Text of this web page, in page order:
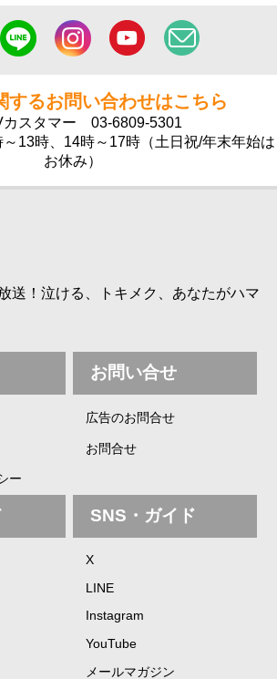
するお問い合わせはこちら
カスタマー 03-6809-5301
13時、14時～17時（土日祝/年末年始は
お休み）
送！泣ける、トキメク、あなたがハマ
ー
お問い合せ
広告のお問合せ
お問合せ
SNS・ガイド
X
LINE
Instagram
YouTube
メールマガジン